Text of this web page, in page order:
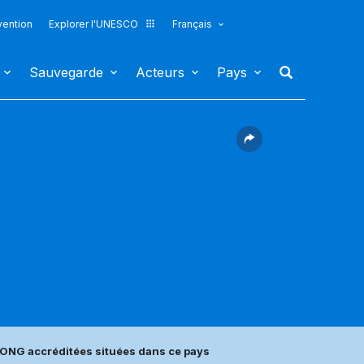
Explorer l'UNESCO
Français
Sauvegarde Acteurs Pays
ONG accréditées situées dans ce pays